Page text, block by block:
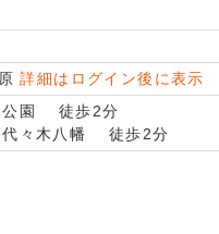
詳細はログイン後に表示
園
徒歩2分
代々木八幡 徒歩2分